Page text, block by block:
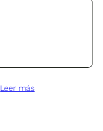
Leer más